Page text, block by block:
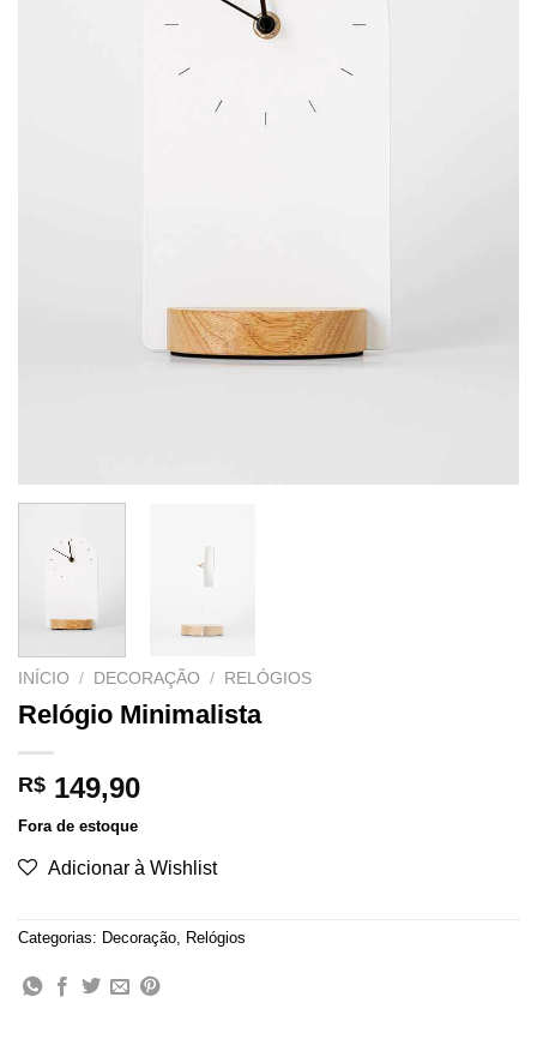
INÍCIO / DECORAÇÃO / RELÓGIOS
Relógio Minimalista
R$ 149,90
Fora de estoque
Adicionar à Wishlist
Categorias: Decoração Relógios